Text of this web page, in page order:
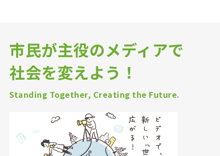
市民が主役のメディアで
社会を変えよう！
Standing Together, Creating the Future.